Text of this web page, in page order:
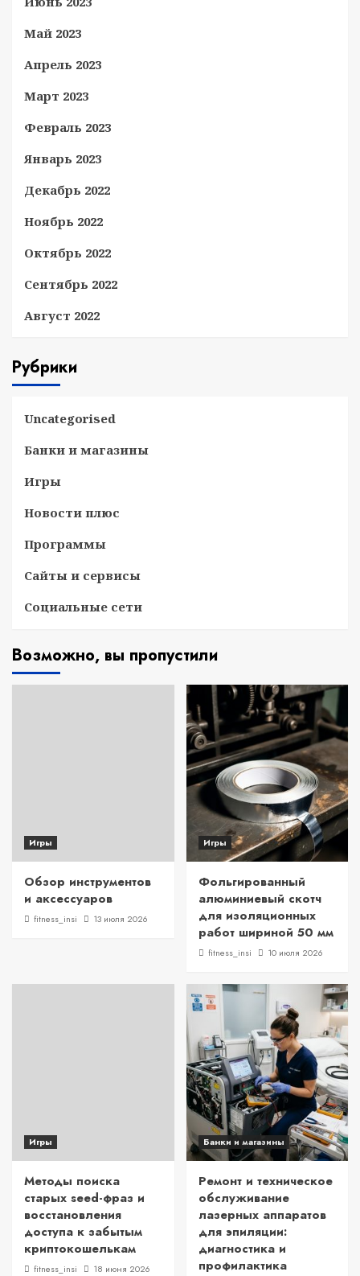
Май 2023
Апрель 2023
Март 2023
Февраль 2023
Январь 2023
Декабрь 2022
Ноябрь 2022
Октябрь 2022
Сентябрь 2022
Август 2022
Рубрики
Uncategorised
Банки и магазины
Игры
Новости плюс
Программы
Сайты и сервисы
Социальные сети
Возможно, вы пропустили
Игры
Обзор инструментов
и аксессуаров
fitness_insi 13 июля 2026
Игры
Фольгированный
алюминиевый скотч
для изоляционных
работ шириной 50 мм
fitness_insi 10 июля 2026
Игры
Методы поиска
старых seed-фраз и
восстановления
доступа к забытым
криптокошелькам
fitness_insi 18 июня 2026
Банки и магазины
Ремонт и техническое
обслуживание
лазерных аппаратов
для эпиляции:
диагностика и
профилактика